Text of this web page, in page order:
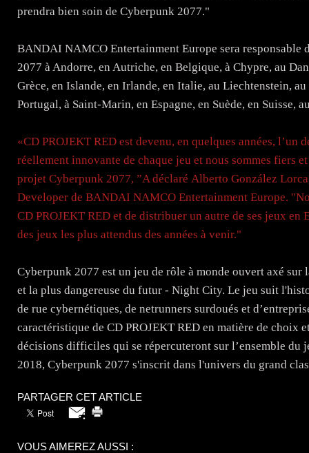
prendra bien soin de Cyberpunk 2077."
BANDAI NAMCO Entertainment Europe sera
2077 à Andorre, en Autriche, en Belgique, à Chypre, au
Grèce, en Islande, en Irlande, en Italie, au Liechtenstein,
Portugal, à Saint-Marin, en Espagne, en Suède, en Suisse,
«CD PROJEKT RED est devenu, en quelques années, l’un
réellement innovante de chaque jeu et nous sommes fiers
projet Cyberpunk 2077, ”A déclaré Alberto González
Developer de BANDAI NAMCO Entertainment Europe.
CD PROJEKT RED et de distribuer un autre de ses jeux
des jeux les plus attendus des années à venir."
Cyberpunk 2077 est un jeu de rôle à monde ouvert axé
et la plus dangereuse du futur - Night City. Le jeu suit
de rue cybernétiques, de netrunners surdoués et
caractéristique de CD PROJEKT RED en matière de choix
décisions difficiles qui se répercuteront sur l’ensemble du
2018, Cyberpunk 2077 s'inscrit dans l'univers du grand
PARTAGER CET ARTICLE
VOUS AIMEREZ AUSSI :